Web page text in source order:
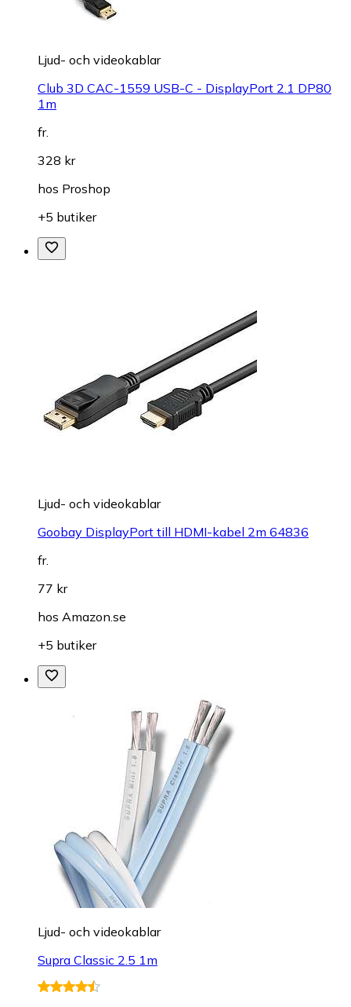
Ljud- och videokablar
Club 3D CAC-1559 USB-C - DisplayPort 2.1 DP80
1m
fr.
328 kr
hos Proshop
+5 butiker
Ljud- och videokablar
Goobay DisplayPort till HDMI-kabel 2m 64836
fr.
77 kr
hos Amazon.se
+5 butiker
Ljud- och videokablar
Supra Classic 2.5 1m